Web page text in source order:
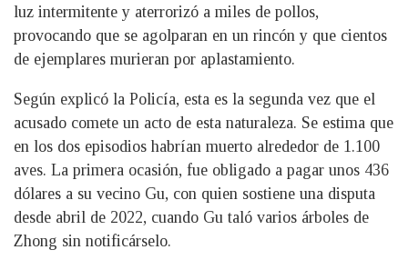
luz intermitente y aterrorizó a miles de pollos,
provocando que se agolparan en un rincón y que cientos
de ejemplares murieran por aplastamiento.
Según explicó la Policía, esta es la segunda vez que el
acusado comete un acto de esta naturaleza. Se estima que
en los dos episodios habrían muerto alrededor de 1.100
aves. La primera ocasión, fue obligado a pagar unos 436
dólares a su vecino Gu, con quien sostiene una disputa
desde abril de 2022, cuando Gu taló varios árboles de
Zhong sin notificárselo.